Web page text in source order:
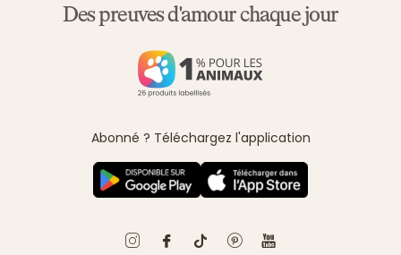
Des preuves d'amour chaque jour
Abonné ? Téléchargez l'application